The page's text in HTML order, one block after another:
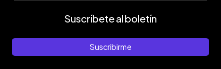
Suscríbete al boletín
Suscribirme